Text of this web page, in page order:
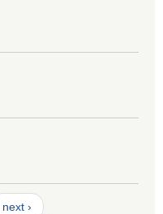
next ›